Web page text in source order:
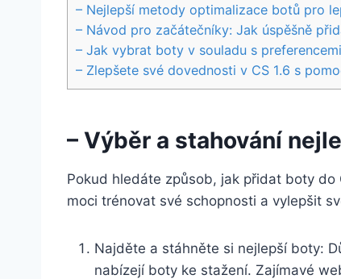
– Nejlepší metody optimalizace botů pro
– ‍Návod pro začátečníky:‍ Jak‌ úspěšně
– Jak ‌vybrat boty v souladu s
– Zlepšete své dovednosti ⁤v CS 1.6 s
– Výběr a⁣ stahování
Pokud hledáte ​způsob, jak přidat boty
‍moci trénovat své schopnosti a vylepšit
Najděte a stáhněte si nejlepší boty:
nabízejí boty ke stažení. Zajímavé